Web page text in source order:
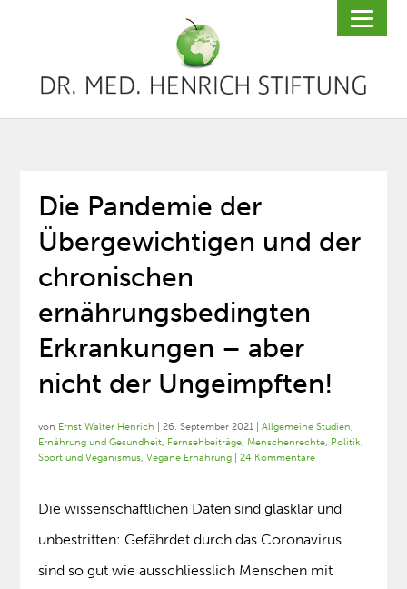
Die Pandemie der
Übergewichtigen und der
chronischen
ernährungsbedingten
Erkrankungen – aber
nicht der Ungeimpften!
von Ernst Walter Henrich |26. September 2021 |Allgemeine Studien,
Ernährung und Gesundheit, Fernsehbeiträge, Menschenrechte, Politik,
Sport und Veganismus,Vegane Ernährung |24 Kommentare
Die wissenschaftlichen Daten sind glasklar und
unbestritten: Gefährdet durch das Coronavirus
sind so gut wie ausschliesslich Menschen mit